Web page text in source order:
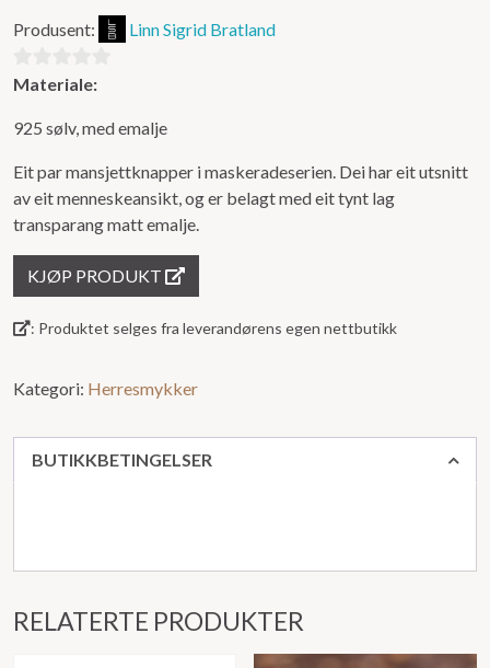
Produsent: Linn Sigrid Bratland
0
av
5
Materiale:
925 sølv, med emalje
Eit par mansjettknapper i maskeradeserien. Dei har eit utsnitt
av eit menneskeansikt, og er belagt med eit tynt lag
transparang matt emalje.
KJØP PRODUKT
: Produktet selges fra leverandørens egen nettbutikk
Kategori: Herresmykker
BUTIKKBETINGELSER
RELATERTE PRODUKTER